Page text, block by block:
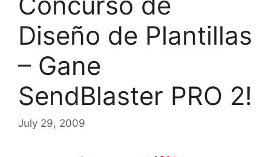
Diseño de Plantillas
– Gane
SendBlaster PRO 2!
July 29, 2009